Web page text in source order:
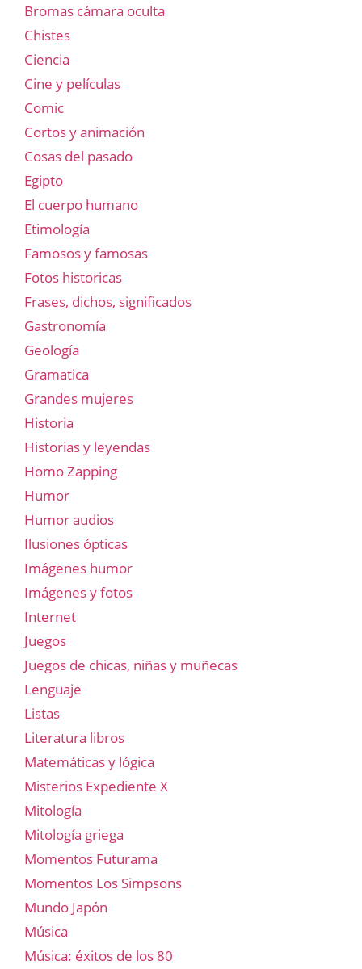
Bromas cámara oculta
Chistes
Ciencia
Cine y películas
Comic
Cortos y animación
Cosas del pasado
Egipto
El cuerpo humano
Etimología
Famosos y famosas
Fotos historicas
Frases, dichos, significados
Gastronomía
Geología
Gramatica
Grandes mujeres
Historia
Historias y leyendas
Homo Zapping
Humor
Humor audios
Ilusiones ópticas
Imágenes humor
Imágenes y fotos
Internet
Juegos
Juegos de chicas, niñas y muñecas
Lenguaje
Listas
Literatura libros
Matemáticas y lógica
Misterios Expediente X
Mitología
Mitología griega
Momentos Futurama
Momentos Los Simpsons
Mundo Japón
Música
Música: éxitos de los 80